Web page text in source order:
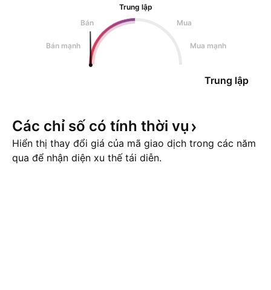
Trung lập
Bán
Mua
Bán mạnh Mua mạnh
Trung lập
Các chỉ số có tính thời vụ
Hiển thị thay đổi giá của mã giao dịch trong các năm
qua để nhận diện xu thế tái diễn.